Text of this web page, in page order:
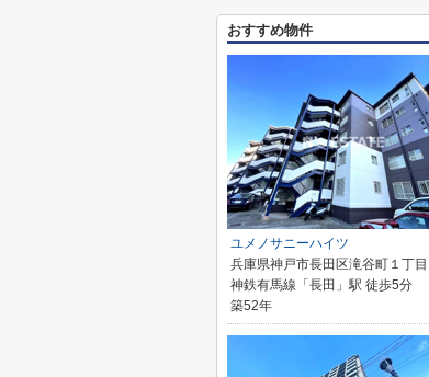
おすすめ物件
ユメノサニーハイツ
兵庫県神戸市長田区滝谷町１丁目
神鉄有馬線「長田」駅 徒歩5分
築52年